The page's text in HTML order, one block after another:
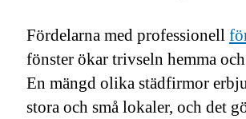
Fördelarna med professionell
fönster ökar trivseln hemma
En mängd olika städfirmor
stora och små lokaler, och det